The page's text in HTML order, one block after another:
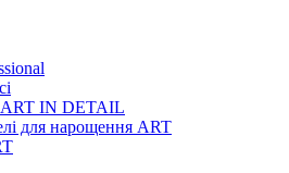
ART IN DETAIL
для нарощення ART